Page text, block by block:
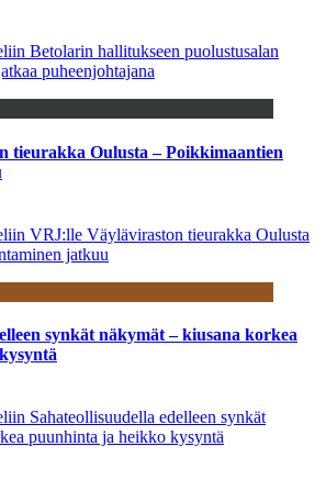
Betolarin hallitukseen puolustusalan
puheenjohtajana
tieurakka Oulusta – Poikkimaantien
VRJ:lle Väyläviraston tieurakka Oulusta
jatkuu
synkät näkymät – kiusana korkea
Sahateollisuudella edelleen synkät
puunhinta ja heikko kysyntä